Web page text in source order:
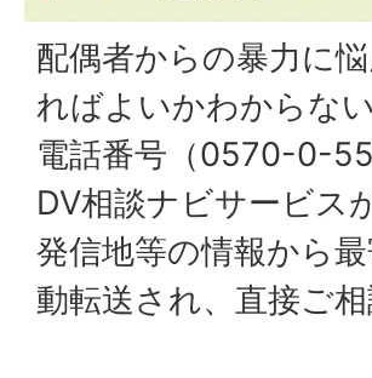
配偶者からの暴力に
ればよいかわからな
電話番号（0570-0-
DV相談ナビサービス
発信地等の情報から
動転送され、直接ご